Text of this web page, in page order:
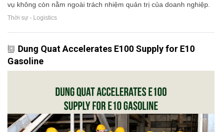
vụ không còn nằm ngoài trách nhiệm quản trị của doanh nghiệp.
Thời sự - Logistics
Dung Quat Accelerates E100 Supply for E10
Gasoline